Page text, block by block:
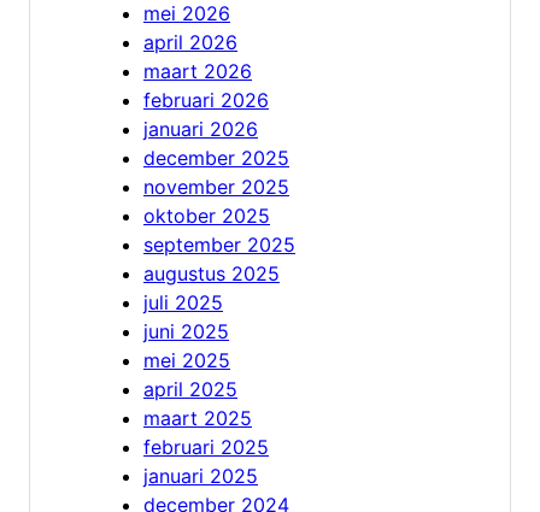
mei 2026
april 2026
maart 2026
februari 2026
januari 2026
december 2025
november 2025
oktober 2025
september 2025
augustus 2025
juli 2025
juni 2025
mei 2025
april 2025
maart 2025
februari 2025
januari 2025
december 2024